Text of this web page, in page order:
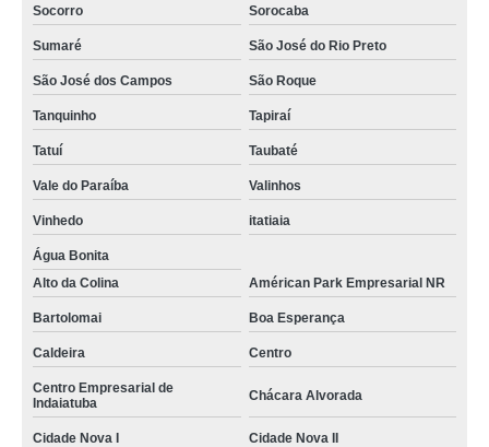
etiqueta branca redonda Jundiaí
loja de etiqueta branca redonda Distrito Industrial Domingos Giomi
quanto custa etiqueta auto adesiva branca Araraquara
loja de etiqueta branca a4 Helvétia
etiqueta auto adesiva branca Santa Bárbara d'Oeste
loja de etiqueta adesiva branca Jardim América
loja de etiqueta adesiva branca a4 Jardim das Oliveiras
quanto custa etiqueta branca redonda Jardim Juscelino Kubitschek
etiqueta redonda branca Jardim Aeronave de Viracopos
loja de etiqueta branca adesiva Santa Bárbara d'Oeste
Socorro Sorocaba
Sumaré São José do Rio Preto
São José dos Campos São Roque
Tanquinho Tapiraí
Tatuí Taubaté
Vale do Paraíba Valinhos
Vinhedo itatiaia
Água Bonita
Alto da Colina
Américan Park Empresarial NR
Bartolomai Boa Esperança
Caldeira Centro
Centro Empresarial de
Indaiatuba
Chácara Alvorada
Cidade Nova I Cidade Nova II